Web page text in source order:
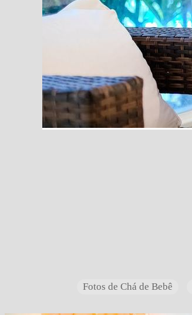
Fotos de Chá de Bebê